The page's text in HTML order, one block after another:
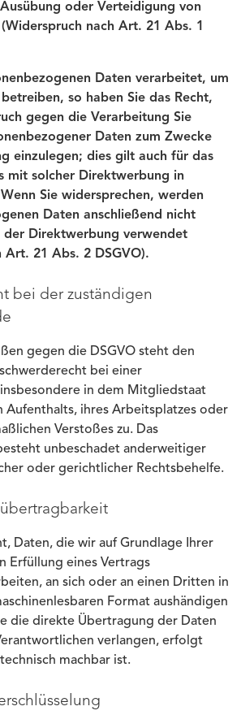
oder Verteidigung von
(Widerspruch nach Art. 21 Abs. 1
Daten verarbeitet, um
so haben Sie das Recht,
gegen die Verarbeitung Sie
Daten zum Zwecke
einzulegen; dies gilt auch für das
mit solcher Direktwerbung in
Sie widersprechen, werden
Daten anschließend nicht
der Direktwerbung verwendet
Art. 21 Abs. 2 DSGVO).
bei der zuständigen
gegen die DSGVO steht den
bei einer
in dem Mitgliedstaat
Aufenthalts, ihres Arbeitsplatzes oder
Verstoßes zu. Das
unbeschadet anderweitiger
oder gerichtlicher Rechtsbehelfe.
Daten, die wir auf Grundlage Ihrer
Erfüllung eines Vertrags
an sich oder an einen Dritten in
Format aushändigen
die direkte Übertragung der Daten
verlangen, erfolgt
machbar ist.